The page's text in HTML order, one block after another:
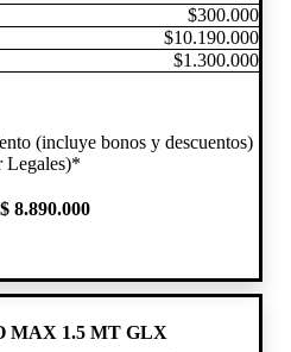
$300.000
$10.190.000
$1.300.000
(incluye bonos y descuentos)
Legales)*
$ 8.890.000
MAX 1.5 MT GLX